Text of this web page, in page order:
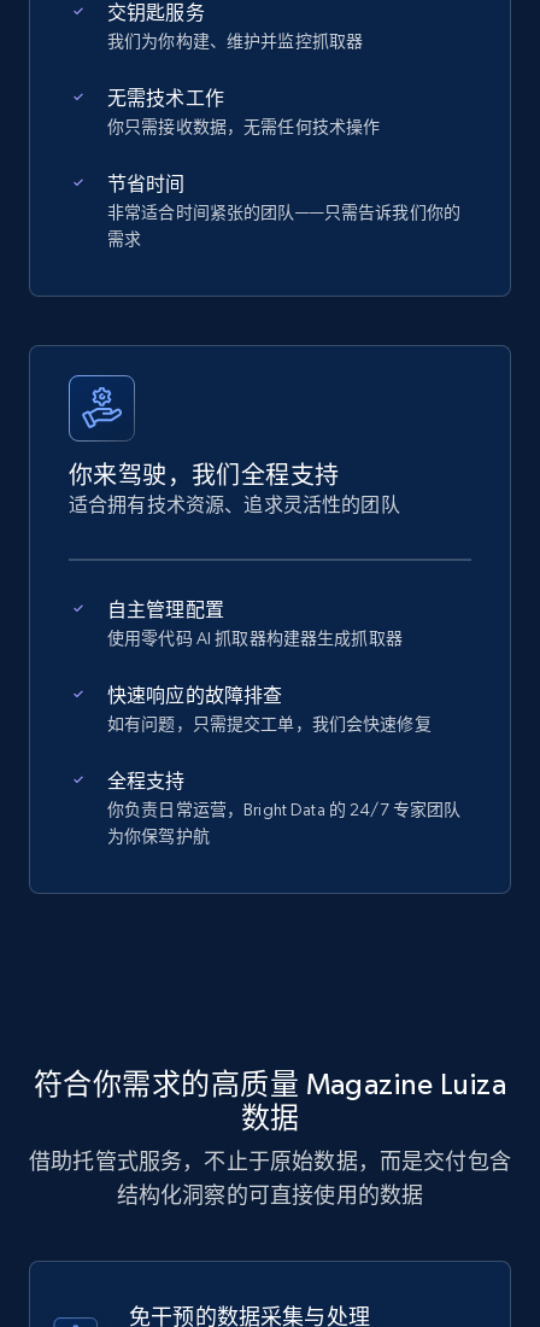
交钥匙服务
我们为你构建、维护并监控抓取器
无需技术工作
你只需接收数据，无需任何技术操作
节省时间
非常适合时间紧张的团队——只需告诉我们你的
需求
你来驾驶，我们全程支持
适合拥有技术资源、追求灵活性的团队
自主管理配置
使用零代码 AI 抓取器构建器生成抓取器
快速响应的故障排查
如有问题，只需提交工单，我们会快速修复
全程支持
你负责日常运营，Bright Data 的 24/7 专家团队
为你保驾护航
符合你需求的高质量 Magazine Luiza
数据
借助托管式服务，不止于原始数据，而是交付包含
结构化洞察的可直接使用的数据
免干预的数据采集与处理